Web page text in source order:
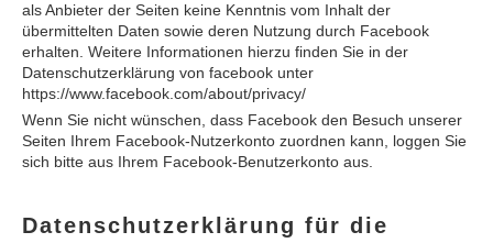
als Anbieter der Seiten keine Kenntnis vom Inhalt der
übermittelten Daten sowie deren Nutzung durch Facebook
erhalten. Weitere Informationen hierzu finden Sie in der
Datenschutzerklärung von facebook unter
https://www.facebook.com/about/privacy/
Wenn Sie nicht wünschen, dass Facebook den Besuch unserer
Seiten Ihrem Facebook-Nutzerkonto zuordnen kann, loggen Sie
sich bitte aus Ihrem Facebook-Benutzerkonto aus.
Datenschutzerklärung für die